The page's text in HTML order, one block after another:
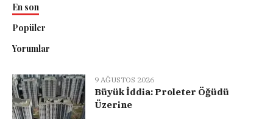
En son
Popüler
Yorumlar
9 AĞUSTOS 2026
Büyük İddia: Proleter Öğüdü
Üzerine